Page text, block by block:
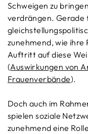
Schweigen zu
verdrängen. Gerade
zunehmend, wie
Auftritt auf diese
(Auswirkungen von
Frauenverbände).
Doch auch im
spielen soziale
zunehmend eine